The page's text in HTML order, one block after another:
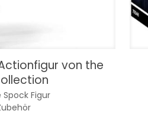
von the
Spock Figur